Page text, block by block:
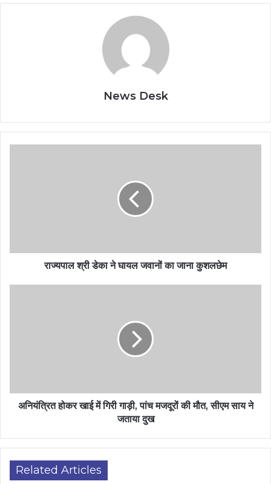
News Desk
राज्यपाल श्री डेका ने घायल जवानों का जाना कुशलछेम
अनियंत्रित होकर खाई में गिरी गाड़ी, पांच मजदूरों की मौत, सीएम साय ने
जताया दुख
Related Articles